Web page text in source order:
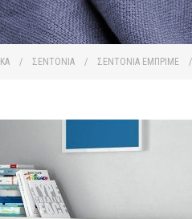
/ ΣΕΝΤΟΝΙΑ / ΣΕΝΤΟΝΙΑ ΕΜΠΡΙΜΕ /